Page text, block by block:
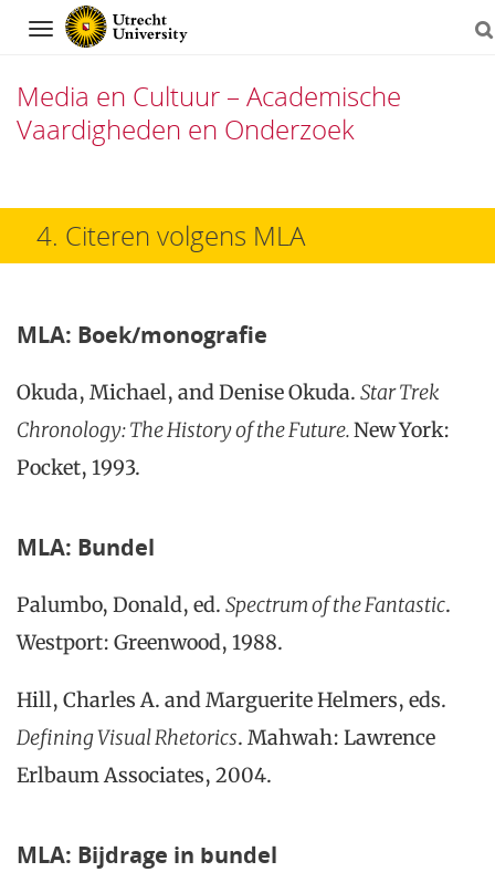
Navigation
Media en Cultuur – Academische
Vaardigheden en Onderzoek
content
4. Citeren volgens MLA
MLA: Boek/monografie
Okuda, Michael, and Denise Okuda. Star Trek
Chronology: The History of the Future.New York:
Pocket, 1993.
MLA: Bundel
Palumbo, Donald, ed. Spectrum of the Fantastic.
Westport: Greenwood, 1988.
Hill, Charles A. and Marguerite Helmers, eds.
Defining Visual Rhetorics. Mahwah: Lawrence
Erlbaum Associates, 2004.
MLA: Bijdrage in bundel